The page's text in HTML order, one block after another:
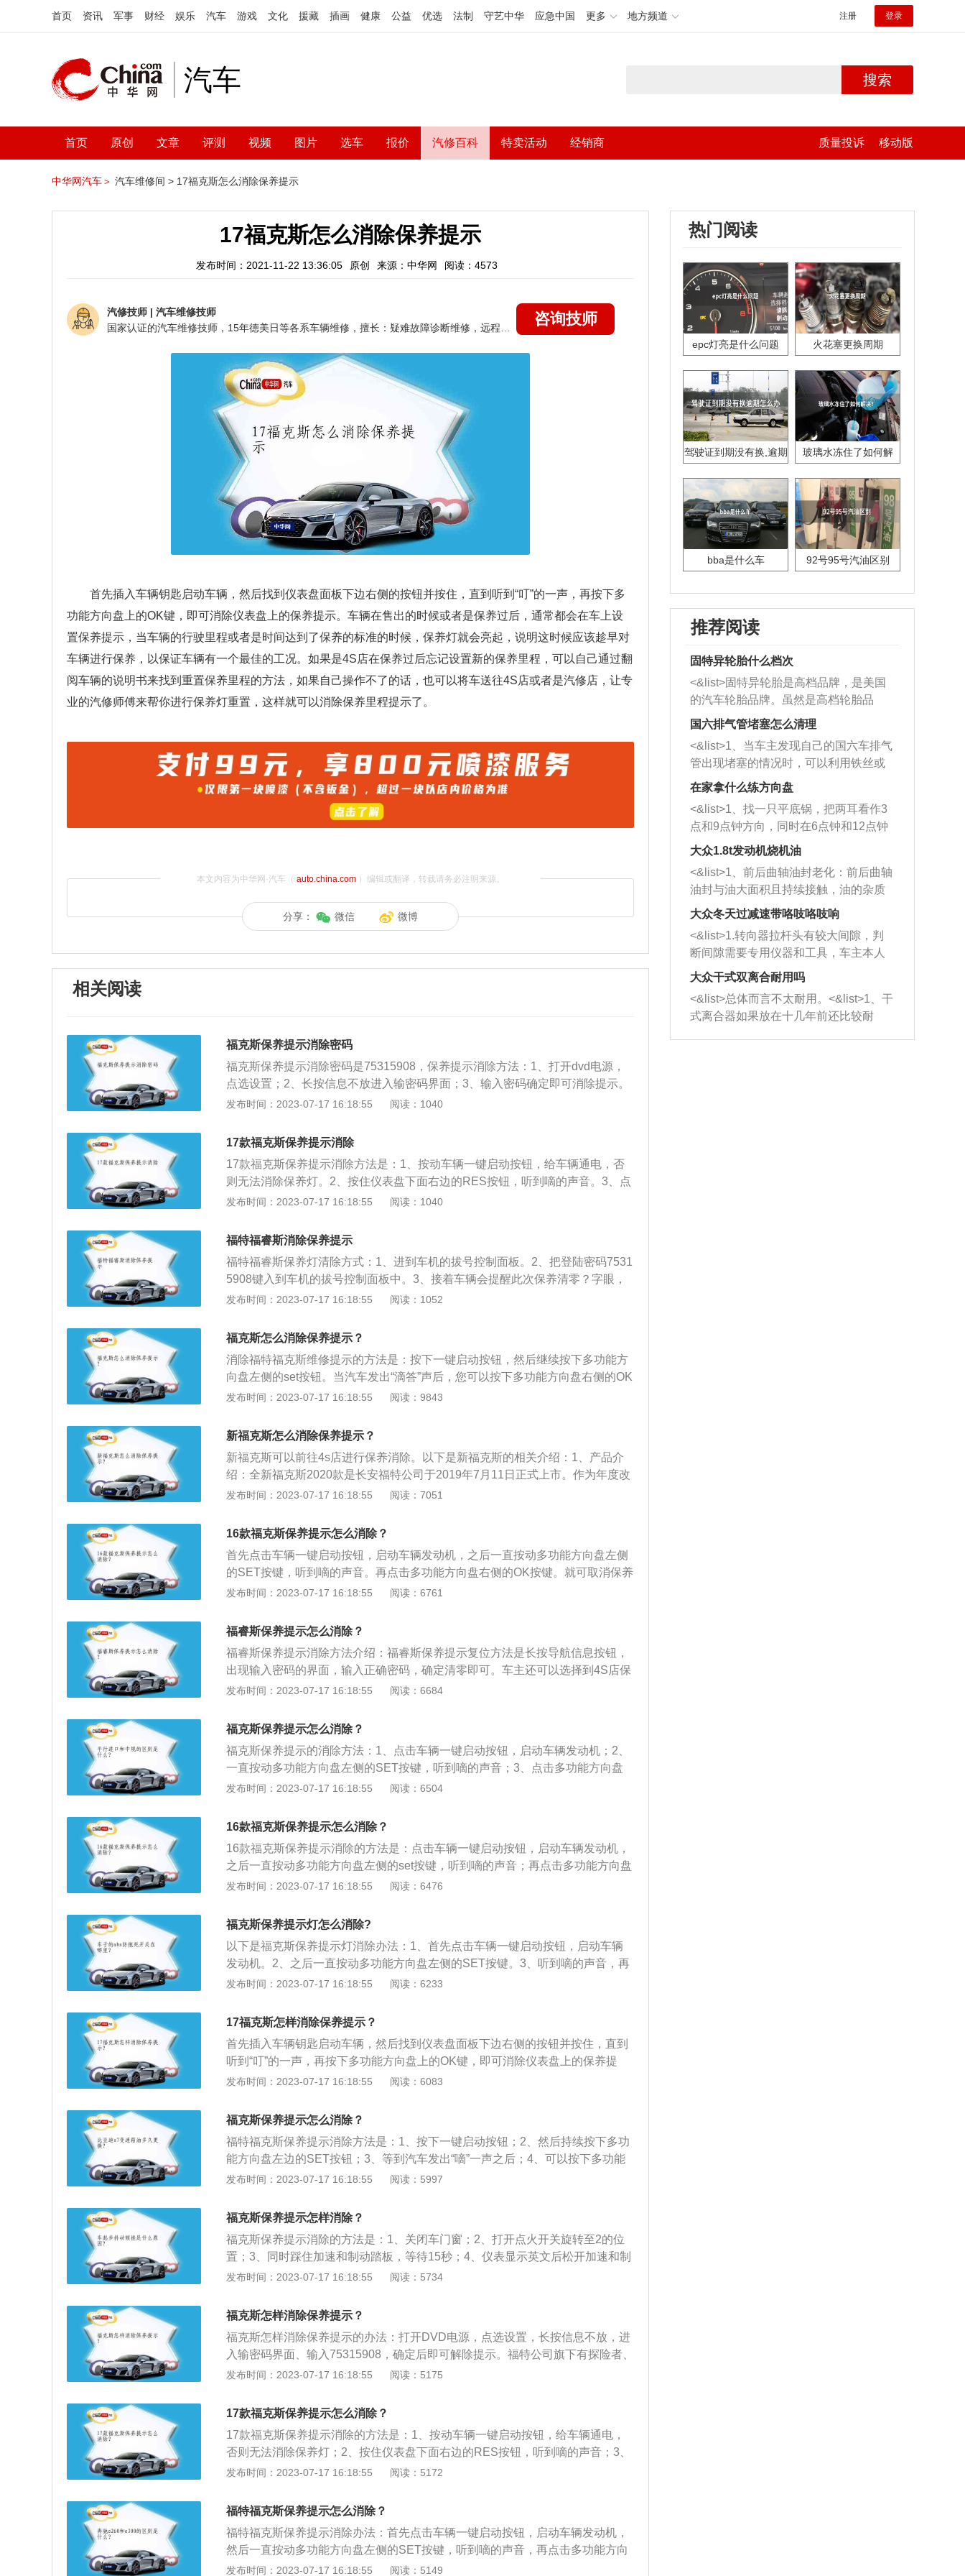
首页 资讯 军事 财经 娱乐 汽车 游戏 文化 援藏 插画 健康 公益 优选 法制 守艺中华 应急中国 更多 地方频道 注册 登录
汽车 搜索
首页 原创 文章 评测 视频 图片 选车 报价 汽修百科 特卖活动 经销商 质量投诉 移动版
中华网汽车＞ 汽车维修间 > 17福克斯怎么消除保养提示
17福克斯怎么消除保养提示
发布时间：2021-11-22 13:36:05 原创 来源：中华网 阅读：4573
汽修技师 | 汽车维修技师
咨询技师
首先插入车辆钥匙启动车辆，然后找到仪表盘面板下边右侧的按钮并按住，直到听到“叮”的一声，再按下多
功能方向盘上的OK键，即可消除仪表盘上的保养提示。车辆在售出的时候或者是保养过后，通常都会在车上设
置保养提示，当车辆的行驶里程或者是时间达到了保养的标准的时候，保养灯就会亮起，说明这时候应该趁早对
车辆进行保养，以保证车辆有一个最佳的工况。如果是4S店在保养过后忘记设置新的保养里程，可以自己通过翻
阅车辆的说明书来找到重置保养里程的方法，如果自己操作不了的话，也可以将车送往4S店或者是汽修店，让专
业的汽修师傅来帮你进行保养灯重置，这样就可以消除保养里程提示了。
本文内容为中华网·汽车（ auto.china.com）编辑或翻译，转载请务必注明来源。
分享： 微信 微博
相关阅读
福克斯保养提示消除密码
福克斯保养提示消除密码是75315908，保养提示消除方法：1、打开dvd电源，
点选设置；2、长按信息不放进入输密码界面；3、输入密码确定即可消除提示。
以2016款福克斯rs为例，其属于紧凑型车，车身尺寸是长4390毫米、宽1823毫
机，最大马力是350皮秒，最大功率是257千瓦，最大扭矩是440牛米，与其匹配
的是6挡手动变速箱。
发布时间：2023-07-17 16:18:55 阅读：1040
17款福克斯保养提示消除
17款福克斯保养提示消除方法是：1、按动车辆一键启动按钮，给车辆通电，否
则无法消除保养灯。2、按住仪表盘下面右边的RES按钮，听到嘀的声音。3、点
击多功能方向盘右侧的OK按键，就可取消保养灯提示。当汽车显示保养提示后，
免对汽车行驶里程和使用周期产生错误的判断。一般来说，当新车行驶5000公里
或者使用一年时，就要进行第一次保养，当汽车行驶8000公里或者使用2年时，
就要对其进行第二次保养，汽车在二保过后，每行驶5000-8000公里就要对其进
行一次保养，确保汽车能够处于一个比较好的状态。
发布时间：2023-07-17 16:18:55 阅读：1040
福特福睿斯消除保养提示
福特福睿斯保养灯清除方式：1、进到车机的拔号控制面板。2、把登陆密码7531
5908键入到车机的拔号控制面板中。3、接着车辆会提醒此次保养清零？字眼，
最终点一下确定功能键后就可以进行保养灯归零。福睿斯由福特英国工程师在19
仅作为一款成功的紧凑型家庭用车而存在，更是开启了福特在欧洲用经济型房车
的运动版车型参加拉力赛事的先河，树立了福特在这一级别车型中运动前卫的形
象。汽车作为一种大型精密机械，必须定期保养才能使汽车处于良好的状态。不
仅减少日常故障率，还能延长汽车寿命。因此汽车内部程序会有一个定期保养提
醒，来提醒驾驶员定期去做保养，保养后要消除提示，以免提醒消息影响多媒体
发布时间：2023-07-17 16:18:55 阅读：1052
福克斯怎么消除保养提示？
消除福特福克斯维修提示的方法是：按下一键启动按钮，然后继续按下多功能方
向盘左侧的set按钮。当汽车发出“滴答”声后，您可以按下多功能方向盘右侧的OK
按钮，消除福特福克斯的维修提示。1、福特福克斯是一款a级家用车。车身尺寸
了全新的家族设计，其LED光源大灯锐利，L型日间行车灯尤为引人注目。掀背
式车型的前部与掀背式车型的前部基本相同，但更短、更灵活。2、与现金相
比，车的后部更加饱满，新设计的LED尾灯的显示效果非常抢眼。新车配备了双
色18英寸车轮、运动型保险杠和后扰流板，动感十足，符合年轻人的审美观，充
满运动感。
发布时间：2023-07-17 16:18:55 阅读：9843
新福克斯怎么消除保养提示？
新福克斯可以前往4s店进行保养消除。以下是新福克斯的相关介绍：1、产品介
绍：全新福克斯2020款是长安福特公司于2019年7月11日正式上市。作为年度改
款车型，新一代福克斯2020款与旧款相比售价一致，但全系车型符合国六排放标
2、外观设计：外观设计上，全新福克斯延续了现款新福克斯的车身尺寸，长453
4毫米（5门版为4368毫米），宽1823毫米，高1483毫米。其车身为同级最宽，
增加了全新福特福克斯的内部横向空间。
发布时间：2023-07-17 16:18:55 阅读：7051
16款福克斯保养提示怎么消除？
首先点击车辆一键启动按钮，启动车辆发动机，之后一直按动多功能方向盘左侧
的SET按键，听到嘀的声音。再点击多功能方向盘右侧的OK按键。就可取消保养
灯提示。相关介绍如下：1、外观方面：福克斯采用了福特家族式设计，“马丁”前
斯，但经典款整体看上去依然时尚感十足。车侧面部分，则是多条腰线平行延
伸，勾勒出了福克斯不跟随的一面。而尾部上，标志性的尾灯组，搭配多层次设
计，无时无刻不彰显着运动气息。2、配置方面：福克斯全系标配前/后座中央扶
手、后排杯架、上坡辅助、多功能方向盘、自动头灯、后视镜电动调节、外后视
镜加热、发动机启停等实用而贴心的配置。此外，用户还可以按照实际需要选配
发布时间：2023-07-17 16:18:55 阅读：6761
福睿斯保养提示怎么消除？
福睿斯保养提示消除方法介绍：福睿斯保养提示复位方法是长按导航信息按钮，
出现输入密码的界面，输入正确密码，确定清零即可。车主还可以选择到4S店保
养后让其工作人员进行消除。以下是关于汽车保养的相关介绍：1、汽车保养是
车的行驶状况，厂家都会制定相应的汽车保养项目，常见的保养项目有更换机油
和机油滤芯、动力转向系统等的保养范围。2、保养提示最重要的功能莫过于提
示车主保养的日期，也可以让车主避免因为不保养而出现一些意外事故，而且汽
车保养延长爱车的使用寿命。3、福睿斯在5000公里首保之后，每1万公里保养一
次，如果是在极端恶劣气候或不良路面上行驶的情况下，如短程行驶、冷车发动
结合实际自己汽车的使用情况来选择保养。
发布时间：2023-07-17 16:18:55 阅读：6684
福克斯保养提示怎么消除？
福克斯保养提示的消除方法：1、点击车辆一键启动按钮，启动车辆发动机；2、
一直按动多功能方向盘左侧的SET按键，听到嘀的声音；3、点击多功能方向盘
右侧的OK按键；4、保养提示即可消除。汽车保养是指定期对汽车相关部分进行
福克斯是长安福特旗下一款紧凑型车，以福克斯2021款三厢1.5L手动锋跃型为
例，车身采用4门5座结构，油箱容积为53l。动力方面，福克斯2021款三厢1.5L
手动锋跃型搭载1.5l直列三缸自然吸气发动机，最大功率90kw，最大扭矩153n
m，匹配6挡手动变速箱。
发布时间：2023-07-17 16:18:55 阅读：6504
16款福克斯保养提示怎么消除？
16款福克斯保养提示消除的方法是：点击车辆一键启动按钮，启动车辆发动机，
之后一直按动多功能方向盘左侧的set按键，听到嘀的声音；再点击多功能方向盘
右侧的ok按键，就可取消保养灯提示。以2020款福克斯为例，其属于紧凑型车，
为53l，整备质量为1242kg。2020款福特福克斯前悬架是麦弗逊式独立悬架，后
悬架是扭力梁式非独立悬架，其搭载了1.5t涡轮增压发动机，最大马力是122ps，
最大功率是90kw，最大扭矩是153nm，与其匹配的是6挡手动变速箱。
发布时间：2023-07-17 16:18:55 阅读：6476
福克斯保养提示灯怎么消除?
以下是福克斯保养提示灯消除办法：1、首先点击车辆一键启动按钮，启动车辆
发动机。2、之后一直按动多功能方向盘左侧的SET按键。3、听到嘀的声音，再
点击多功能方向盘右侧的OK按键就可取消保养灯提示。对于福克斯的更多资料如
YNC3多媒体系统。新车还使用了全新造型的旋钮式换挡机构，内后视镜还设有
可供行车记录仪使用的USB接口。2、动力方面，新车将搭载1.0T和1.5T两款发
动机，其中1.0T发动机的最大功率为94kW，1.5T发动机的最大功率为135kW。
传动系统方面，与发动机匹配的是一台8速自动变速箱，并提供三种驾驶模式。
发布时间：2023-07-17 16:18:55 阅读：6233
17福克斯怎样消除保养提示？
首先插入车辆钥匙启动车辆，然后找到仪表盘面板下边右侧的按钮并按住，直到
听到“叮”的一声，再按下多功能方向盘上的OK键，即可消除仪表盘上的保养提
示。以下是相关介绍：1.车辆在售出时或者是保养过后，通常都会在车上设置保
起，说明这时候应该趁早对车辆进行保养，以保证车辆有一个最佳的工况。2.如
果是4S店在保养过后忘记设置新的保养里程，可以通过翻阅车辆的说明书来找到
重置保养里程的方法，如果无法操作，也可以将车送往4S店或者是汽修店，让专
业的汽修师傅来进行保养灯重置，这样即可消除保养里程提示。
发布时间：2023-07-17 16:18:55 阅读：6083
福克斯保养提示怎么消除？
福特福克斯保养提示消除方法是：1、按下一键启动按钮；2、然后持续按下多功
能方向盘左边的SET按钮；3、等到汽车发出“嘀”一声之后；4、可以按下多功能
方向盘右边的OK按钮；5、即可消除福克斯的保养提示。以下是关于福特福克斯
别为4378mm、1810mm、1468mm，轴距为2705mm。2、外观方面：福克斯采
用全新家族设计，其LED光源的前大灯造型锐利，L型日行灯格外惹眼。两厢版
车型的车头与三厢版基本相同，但更加短小灵动。车尾相比现款更加饱满，全新
设计的LED尾灯显示效果十分醒目。新车配备了双色18英寸轮圈、运动保险杠以
及后扰流板，很有活力，符合年轻人的审美，运动感十足。
发布时间：2023-07-17 16:18:55 阅读：5997
福克斯保养提示怎样消除？
福克斯保养提示消除的方法是：1、关闭车门窗；2、打开点火开关旋转至2的位
置；3、同时踩住加速和制动踏板，等待15秒；4、仪表显示英文后松开加速和制
动踏板；5、系统重新设定即可消除。福克斯是一款紧凑型4门5座三厢车，其车
自然吸气发动机，最大功率是90千瓦，最大扭矩是153牛米，驱动方式是前置前
驱，前悬架使用了麦弗逊式独立悬架，后悬架使用了扭力梁式非独立悬架。
发布时间：2023-07-17 16:18:55 阅读：5734
福克斯怎样消除保养提示？
福克斯怎样消除保养提示的办法：打开DVD电源，点选设置，长按信息不放，进
入输密码界面、输入75315908，确定后即可解除提示。福特公司旗下有探险者、
锐界、福克斯、蒙迪欧等车型，福克斯的车身长宽高分别为4647毫米、1810毫
悬架类型为扭力梁式非独立悬架，该车配备无钥匙进入、一键启动、TPMS胎压
监测、泊车雷达和皮质方向盘等。
发布时间：2023-07-17 16:18:55 阅读：5175
17款福克斯保养提示怎么消除？
17款福克斯保养提示消除的方法是：1、按动车辆一键启动按钮，给车辆通电，
否则无法消除保养灯；2、按住仪表盘下面右边的RES按钮，听到嘀的声音；3、
点击多功能方向盘右侧的OK按键，就可取消保养灯提示。17款福克斯是长安福
距为2648mm，车身类型为5门5座两厢车，变速箱为5挡手动，发动机为1.6LL
4。
发布时间：2023-07-17 16:18:55 阅读：5172
福特福克斯保养提示怎么消除？
福特福克斯保养提示消除办法：首先点击车辆一键启动按钮，启动车辆发动机，
然后一直按动多功能方向盘左侧的SET按键，听到嘀的声音，再点击多功能方向
盘右侧的OK按键即可。福克斯采用了福特家族式设计，马丁前脸搭配六边形镀铬
发布时间：2023-07-17 16:18:55 阅读：5149
热门阅读
epc灯亮是什么问题 火花塞更换周期
驾驶证到期没有换,逾期
玻璃水冻住了如何解
bba是什么车 92号95号汽油区别
推荐阅读
固特异轮胎什么档次
<&list>固特异轮胎是高档品牌，是美国
的汽车轮胎品牌。虽然是高档轮胎品
牌，但是中高低端的轮胎都有生产，这
也是为了更好的开拓市场。
国六排气管堵塞怎么清理
<&list>1、当车主发现自己的国六车排气
管出现堵塞的情况时，可以利用铁丝或
者是细棍，直接将杂物给取出来，如果
堵塞情况比较严重，也可以采取应急措
施。 <&list>2、直接利用木棍将所有的
杂物推到排气管里面的位置处，然后将
三元催化器拆解开，就可以将堵塞的东
西取出来。但如果是因为积碳过多引起
的堵塞，就需要将三元催化器泡在草酸
洗剂对堵塞的情况得到解决，将清洗剂
放在燃油箱中，与燃油混合后，车辆启
动时，就可以和汽油一起进入到燃烧
室，最后形成废气排出，就可以让三元
催化器得到清洗，排气管堵塞的情况就
能够得到解决。
在家拿什么练方向盘
<&list>1、找一只平底锅，把两耳看作3
点和9点钟方向，同时在6点钟和12点钟
方向做一个标记。 <&list>2、双手握住
一圈半的练习，往右同样也要打相同的
圈数。 <&list>3、最后强调要反复练
习，这样就可以形成肌肉记忆，在真实
驾驶车辆时，不需要记忆也能打好方
向。
大众1.8t发动机烧机油
<&list>1、前后曲轴油封老化：前后曲轴
油封与油大面积且持续接触，油的杂质
和发动机内持续温度变化使其密封效果
逐渐减弱，导致渗油或漏油。<&list>2、
活塞间隙过大：积碳会使活塞环与缸体
的间隙扩大，导致机油流入燃烧室中，
造成烧机油。<&list>3、机油粘度。使用
机油粘度过小的话，同样会有烧机油现
象，机油粘度过小具有很好的流动性，
大众冬天过减速带咯吱咯吱响
<&list>1.转向器拉杆头有较大间隙，判
断间隙需要专用仪器和工具，车主本人
无法制作，需要将车辆送到修理厂或4s
店；<&list>2.车辆半轴套管防尘罩破
裂，破裂后会出现漏油现象，使半轴磨
损严重，磨损的半轴容易损坏，产生异
响；<&list>3.稳定器的转向胶套和球头
大众干式双离合耐用吗
<&list>总体而言不太耐用。<&list>1、干
式离合器如果放在十几年前还比较耐